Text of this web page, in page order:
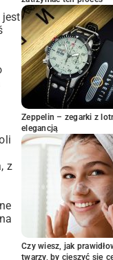
jest
z
Zeppelin – zegarki z
elegancją
Czy wiesz, jak
twarzy, by cieszyć się